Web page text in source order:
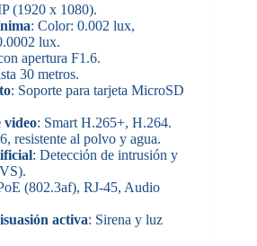
(1920 x 1080).
: Color: 0.002 lux,
lux.
apertura F1.6.
30 metros.
: Soporte para tarjeta MicroSD
video: Smart H.265+, H.264.
resistente al polvo y agua.
: Detección de intrusión y
(802.3af), RJ-45, Audio
activa: Sirena y luz